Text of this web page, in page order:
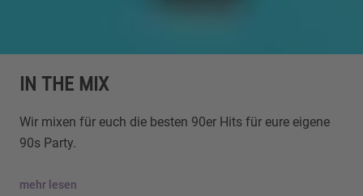
IN THE MIX
Wir mixen für euch die besten 90er Hits für eure eigene
90s Party.
mehr lesen